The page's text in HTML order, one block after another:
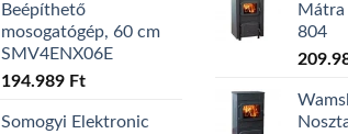
Beépíthető
mosogatógép, 60 cm
SMV4ENX06E
194.989 Ft
Somogyi Elektronic
Mátra
804